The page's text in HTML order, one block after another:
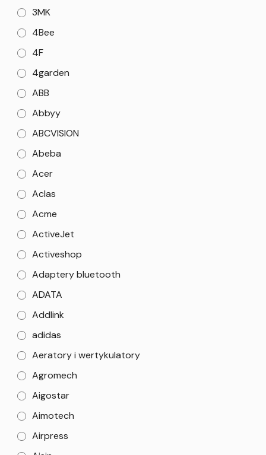
3MK
4Bee
4F
4garden
ABB
Abbyy
ABCVISION
Abeba
Acer
Aclas
Acme
ActiveJet
Activeshop
Adaptery bluetooth
ADATA
Addlink
adidas
Aeratory i wertykulatory
Agromech
Aigostar
Aimotech
Airpress